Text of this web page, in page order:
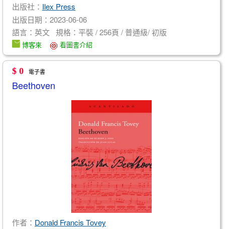
出版社： Ilex Press
出版日期：2023-06-06
語言：英文 規格：平裝 / 256頁 / 普通級/ 初版
博客來 看圖書介紹
$ 0 電子書
Beethoven
作者： Donald Francis Tovey